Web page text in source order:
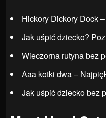
Hickory Dickory Dock
Jak uśpić dziecko?
Wieczorna rutyna bez
Aaa kotki dwa –
Jak uśpić dziecko bez